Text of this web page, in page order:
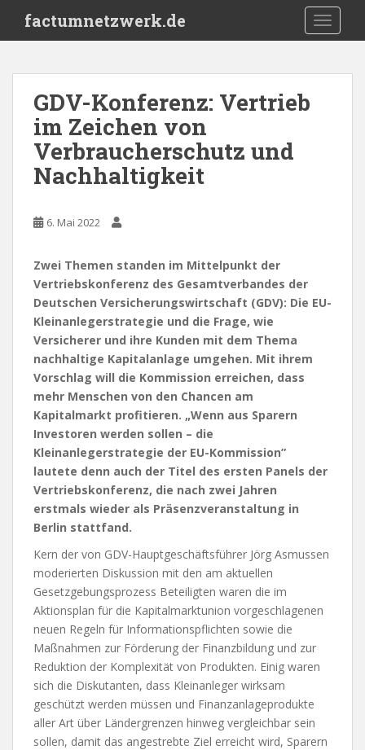
i
factumnetzwerk.de
GDV-Konferenz: Vertrieb
im Zeichen von
Verbraucherschutz und
Nachhaltigkeit
6. Mai 2022
Zwei Themen standen im Mittelpunkt der
Vertriebskonferenz des Gesamtverbandes der
Deutschen Versicherungswirtschaft (GDV): Die EU-
Kleinanlegerstrategie und die Frage, wie
Versicherer und ihre Kunden mit dem Thema
nachhaltige Kapitalanlage umgehen. Mit ihrem
Vorschlag will die Kommission erreichen, dass
mehr Menschen von den Chancen am
Kapitalmarkt profitieren. „Wenn aus Sparern
Investoren werden sollen – die
Kleinanlegerstrategie der EU-Kommission”
lautete denn auch der Titel des ersten Panels der
Vertriebskonferenz, die nach zwei Jahren
erstmals wieder als Präsenzveranstaltung in
Berlin stattfand.
Kern der von GDV-Hauptgeschäftsführer Jörg Asmussen
moderierten Diskussion mit den am aktuellen
Gesetzgebungsprozess Beteiligten waren die im
Aktionsplan für die Kapitalmarktunion vorgeschlagenen
neuen Regeln für Informationspflichten sowie die
Maßnahmen zur Förderung der Finanzbildung und zur
Reduktion der Komplexität von Produkten. Einig waren
sich die Diskutanten, dass Kleinanleger wirksam
geschützt werden müssen und Finanzanlageprodukte
aller Art über Ländergrenzen hinweg vergleichbar sein
sollen, damit das angestrebte Ziel erreicht wird, Sparern